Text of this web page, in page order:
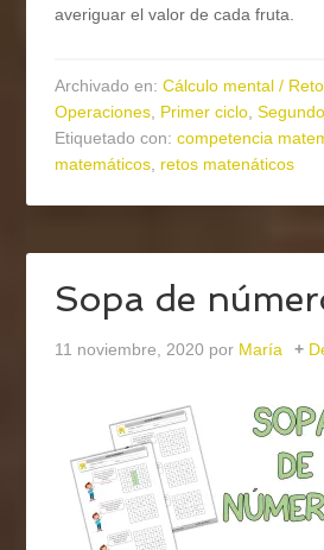
averiguar el valor de cada fruta.
Archivado en:Cálculo mental /
Operaciones, Primer ciclo,
Etiquetado con:competencia
matemáticos, retos matenáticos
Sopa de
11 noviembre, 2020 por María